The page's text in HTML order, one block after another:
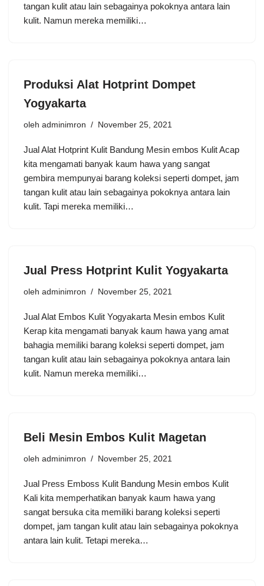
tangan kulit atau lain sebagainya pokoknya antara lain
kulit. Namun mereka memiliki…
Produksi Alat Hotprint Dompet
Yogyakarta
oleh adminimron November 25, 2021
Jual Alat Hotprint Kulit Bandung Mesin embos Kulit Acap
kita mengamati banyak kaum hawa yang sangat
gembira mempunyai barang koleksi seperti dompet, jam
tangan kulit atau lain sebagainya pokoknya antara lain
kulit. Tapi mereka memiliki…
Jual Press Hotprint Kulit Yogyakarta
oleh adminimron November 25, 2021
Jual Alat Embos Kulit Yogyakarta Mesin embos Kulit
Kerap kita mengamati banyak kaum hawa yang amat
bahagia memiliki barang koleksi seperti dompet, jam
tangan kulit atau lain sebagainya pokoknya antara lain
kulit. Namun mereka memiliki…
Beli Mesin Embos Kulit Magetan
oleh adminimron November 25, 2021
Jual Press Emboss Kulit Bandung Mesin embos Kulit
Kali kita memperhatikan banyak kaum hawa yang
sangat bersuka cita memiliki barang koleksi seperti
dompet, jam tangan kulit atau lain sebagainya pokoknya
antara lain kulit. Tetapi mereka…